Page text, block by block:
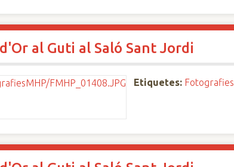
al Guti al Saló Sant Jordi
Etiquetes: Fotografies